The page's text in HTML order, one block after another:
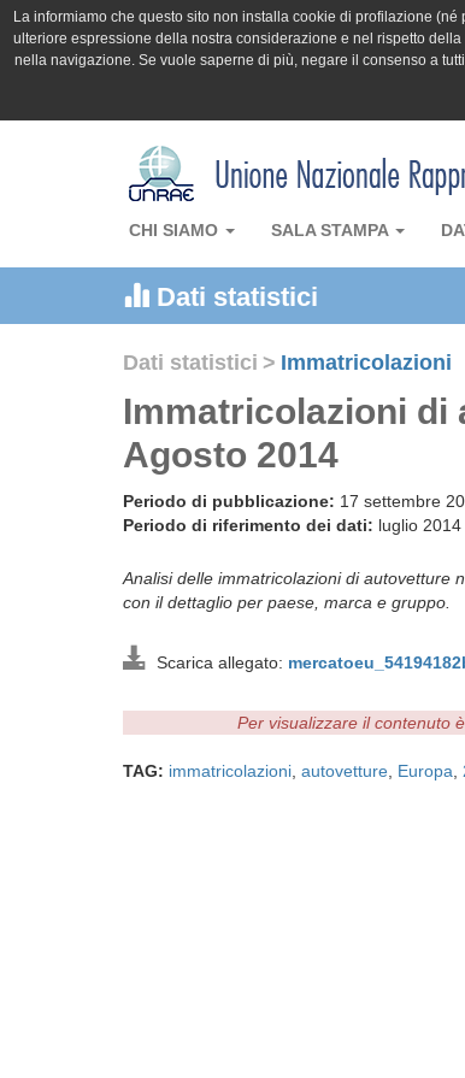
La informiamo che questo sito non installa cookie di profilazione
ulteriore espressione della nostra considerazione e nel rispetto
nella navigazione. Se vuole saperne di più, negare il consenso a
CHI SIAMO SALA STAMPA
Dati statistici
Dati statistici > Immatricolazioni
Immatricolazioni di
Agosto 2014
Periodo di pubblicazione: 17 settembre
Periodo di riferimento dei dati: luglio
Analisi delle immatricolazioni di autovetture
con il dettaglio per paese, marca e gruppo.
Scarica allegato:
Per visualizzare il contenuto
TAG: immatricolazioni autovetture Europa